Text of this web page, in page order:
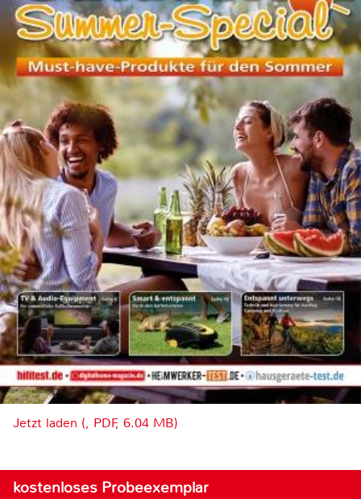
Jetzt laden (, PDF, 6.04 MB)
kostenloses Probeexemplar